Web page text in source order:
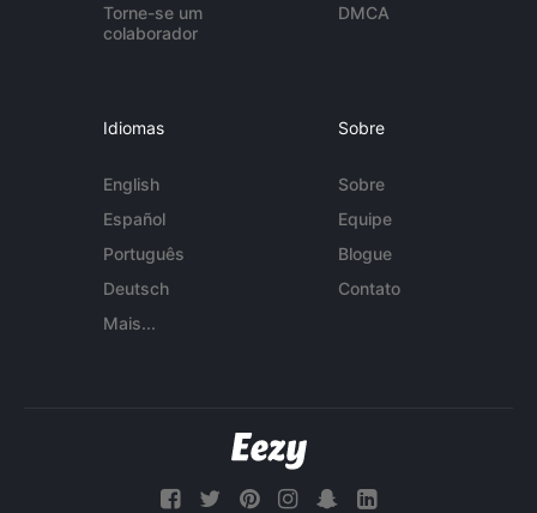
Torne-se um
colaborador
DMCA
Idiomas
English
Español
Português
Deutsch
Mais...
Sobre
Sobre
Equipe
Blogue
Contato